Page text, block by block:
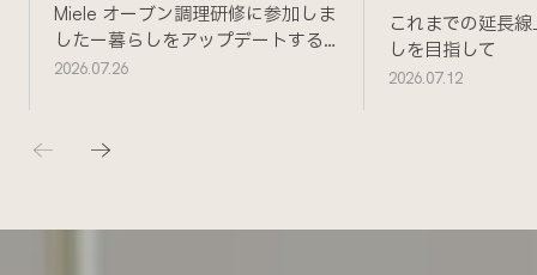
Miele オーブン調理研修に参加しま
したー暮らしをアップデートする
ためにー
2026.07.26
これまでの延長
しを目指して
2026.07.12